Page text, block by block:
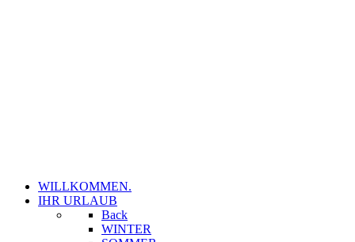
WILLKOMMEN.
IHR URLAUB
Back
WINTER